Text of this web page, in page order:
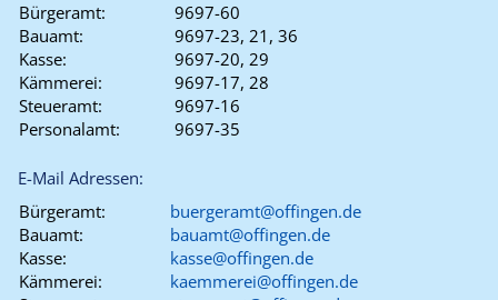
Bürgeramt:
9697-60
Bauamt:
9697-23, 21, 36
Kasse:
9697-20, 29
Kämmerei:
9697-17, 28
Steueramt:
9697-16
Personalamt:
9697-35
E-Mail Adressen:
Bürgeramt:
buergeramt@offingen.de
Bauamt:
bauamt@offingen.de
Kasse:
kasse@offingen.de
Kämmerei:
kaemmerei@offingen.de